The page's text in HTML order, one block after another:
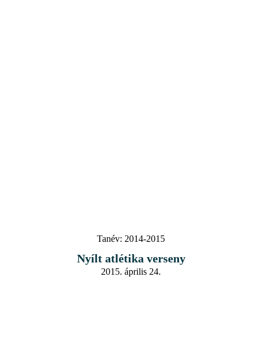
Tanév: 2014-2015
Nyílt atlétika verseny
2015. április 24.